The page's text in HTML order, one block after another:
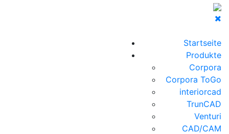
Startseite
Produkte
Corpora
Corpora ToGo
interiorcad
TrunCAD
Venturi
CAD/CAM